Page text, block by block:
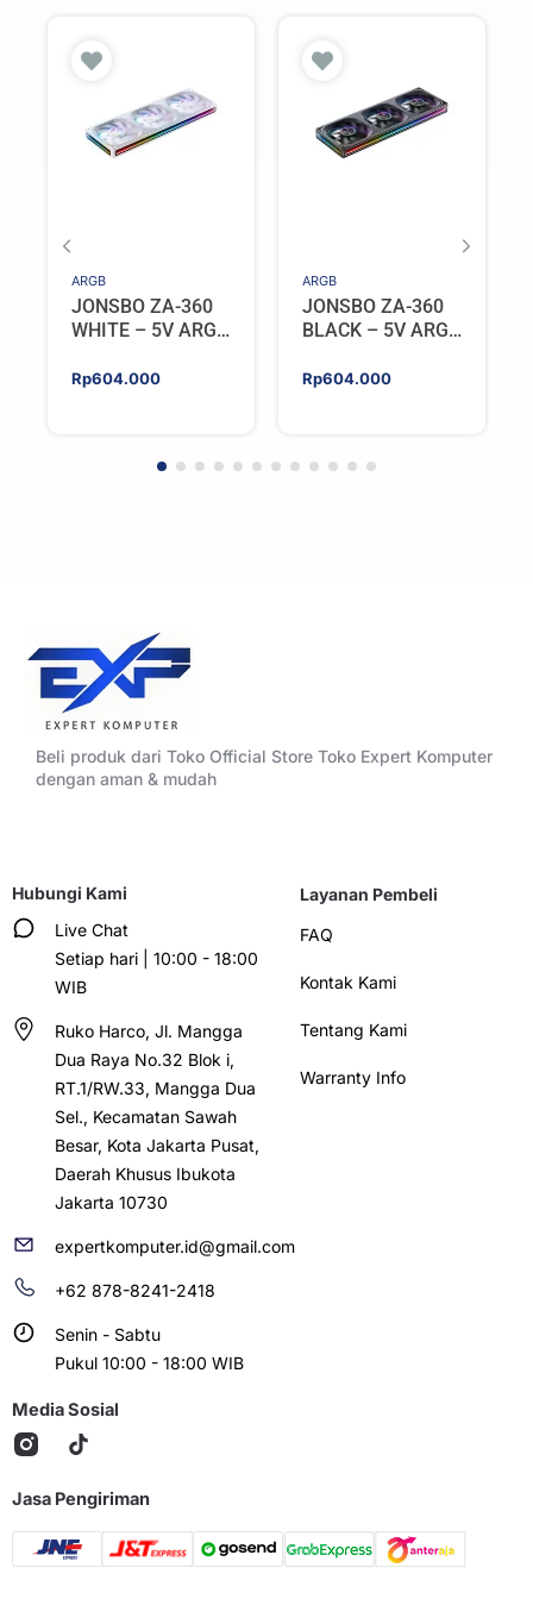
ARGB
JONSBO ZA-360
WHITE – 5V ARGB
Rp604.000
ARGB
JONSBO ZA-360
BLACK – 5V ARGB
Rp604.000
Beli produk dari Toko Official Store Toko Expert Komputer
dengan aman & mudah
Hubungi Kami
Live Chat
Setiap hari | 10:00 - 18:00
WIB
Ruko Harco, Jl. Mangga
Dua Raya No.32 Blok i,
RT.1/RW.33, Mangga Dua
Sel., Kecamatan Sawah
Besar, Kota Jakarta Pusat,
Daerah Khusus Ibukota
Jakarta 10730
expertkomputer.id@gmail.com
+62 878-8241-2418
Senin - Sabtu
Pukul 10:00 - 18:00 WIB
Layanan Pembeli
FAQ
Kontak Kami
Tentang Kami
Warranty Info
Media Sosial
Jasa Pengiriman